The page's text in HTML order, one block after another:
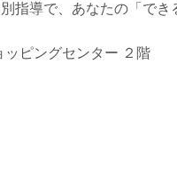
指導で、あなたの「でき
ッピングセンター ２階